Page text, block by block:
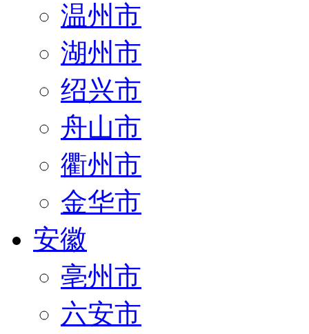
温州市
湖州市
绍兴市
舟山市
衢州市
金华市
安徽
亳州市
六安市